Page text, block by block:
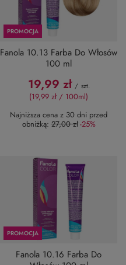
PROMOCJA
Fanola 10.13 Farba Do Włosów
100 ml
19,99 zł / szt.
(19,99 zł / 100ml)
Najniższa cena z 30 dni przed
obniżką:27,00 zł-25%
PROMOCJA
Fanola 10.16 Farba Do